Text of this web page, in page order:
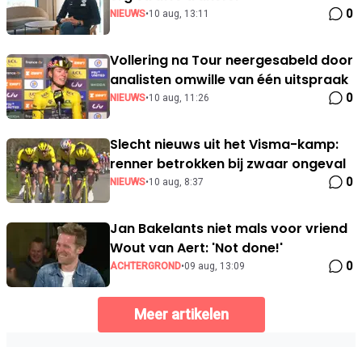
NIEUWS•10 aug, 13:11 0
Vollering na Tour neergesabeld door
analisten omwille van één uitspraak
NIEUWS•10 aug, 11:26 0
Slecht nieuws uit het Visma-kamp:
renner betrokken bij zwaar ongeval
NIEUWS•10 aug, 8:37 0
Jan Bakelants niet mals voor vriend
Wout van Aert: 'Not done!'
ACHTERGROND•09 aug, 13:09 0
Meer artikelen